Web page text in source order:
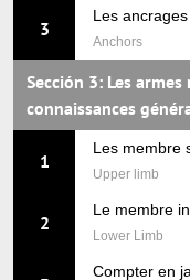
3
Les ancrages
Anchors
Sección 3: Les
connaissances
1
Les membre
Upper limb
2
Le membre
Lower Limb
Compter en